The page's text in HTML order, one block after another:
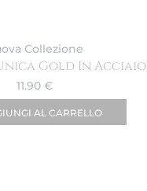
Collezione
Gold In Acciaio
11.90 €
AL CARRELLO